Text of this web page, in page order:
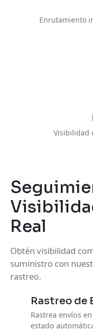
Enrutamiento
Visibilidad
Real
Obtén visibilidad
suministro con
rastreo.
Rastreo de
Rastrea envíos
estado